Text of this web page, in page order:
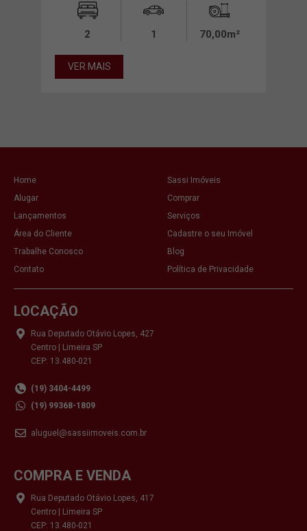
2 1 70,00m²
VER MAIS
Home
Sassi Imóveis
Alugar
Comprar
Lançamentos
Serviços
Área do Cliente
Cadastre o seu Imóvel
Trabalhe Conosco
Blog
Contato
Política de Privacidade
LOCAÇÃO
Rua Deputado Otávio Lopes, 427
Centro | Limeira SP
CEP: 13.480-021
(19) 3404-4499
(19) 99368-1809
aluguel@sassiimoveis.com.br
COMPRA E VENDA
Rua Deputado Otávio Lopes, 417
Centro | Limeira SP
CEP: 13.480-021